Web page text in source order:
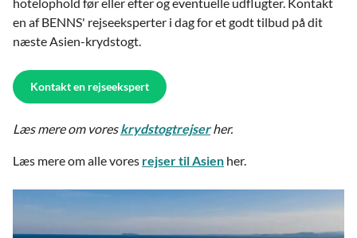
en af BENNS' rejseeksperter i dag for et godt tilbud på dit
næste Asien-krydstogt.
Kontakt en rejseekspert
Læs mere om voreskrydstogtrejserher.
Læs mere om alle vores rejser til Asien her.